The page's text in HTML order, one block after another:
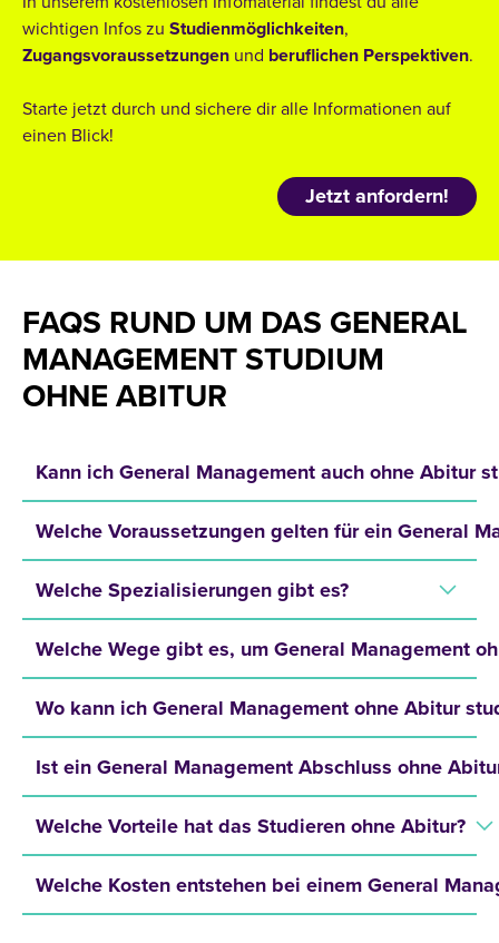
wichtigen Infos zu Studienmöglichkeiten,
Zugangsvoraussetzungen und beruflichen Perspektiven.
Starte jetzt durch und sichere dir alle Informationen auf
einen Blick!
Jetzt anfordern!
FAQS RUND UM DAS GENERAL
MANAGEMENT STUDIUM
OHNE ABITUR
Kann ich General Management auch ohne Abitur
Welche Voraussetzungen gelten für ein General
Welche Spezialisierungen gibt es?
Welche Wege gibt es, um General Management
Wo kann ich General Management ohne Abitur
Ist ein General Management Abschluss ohne
Welche Vorteile hat das Studieren ohne Abitur?
Welche Kosten entstehen bei einem General